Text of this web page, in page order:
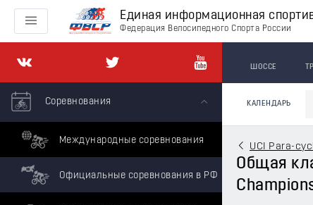
Единая информационная
Федерация Велосипедного Спорта России
Соревнования
Международные соревнования
Официальные соревнования в РФ
ШОССЕ
КАЛЕНДАРЬ
UCI Para-
Общая